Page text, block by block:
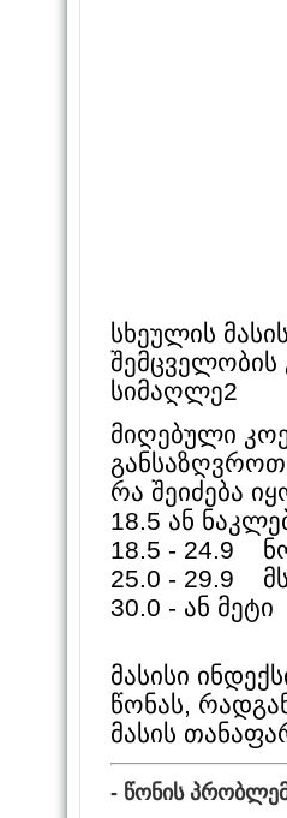
სხეულის
შემცველობის
სიმაღლე2
მიღებული
რა შეიძება
18.5 ან
18.5 - 24.9
25.0 - 29.9
30.0 - ან
მასისი
წონას,
მასის
- წონის